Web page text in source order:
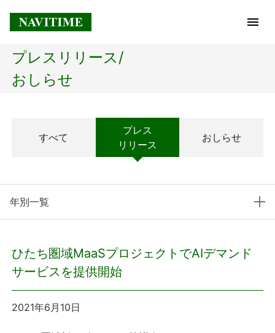
トップページ
経営理念
プレスリリース
プレスリリース
プレスリリース/
おしらせ
すべて
プレス
リリース
おしらせ
年別一覧
ひたち圏域MaaSプロジェクトでAIデマンド
サービスを提供開始
2021年6月10日